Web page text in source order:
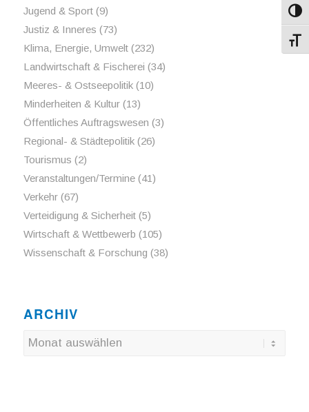
Jugend & Sport(9)
Justiz & Inneres (73)
Klima, Energie, Umwelt(232)
Landwirtschaft & Fischerei (34)
Meeres- & Ostseepolitik(10)
Minderheiten & Kultur(13)
Öffentliches Auftragswesen (3)
Regional- & Städtepolitik(26)
Tourismus (2)
Veranstaltungen/Termine(41)
Verkehr(67)
Verteidigung & Sicherheit(5)
Wirtschaft & Wettbewerb (105)
Wissenschaft & Forschung (38)
ARCHIV